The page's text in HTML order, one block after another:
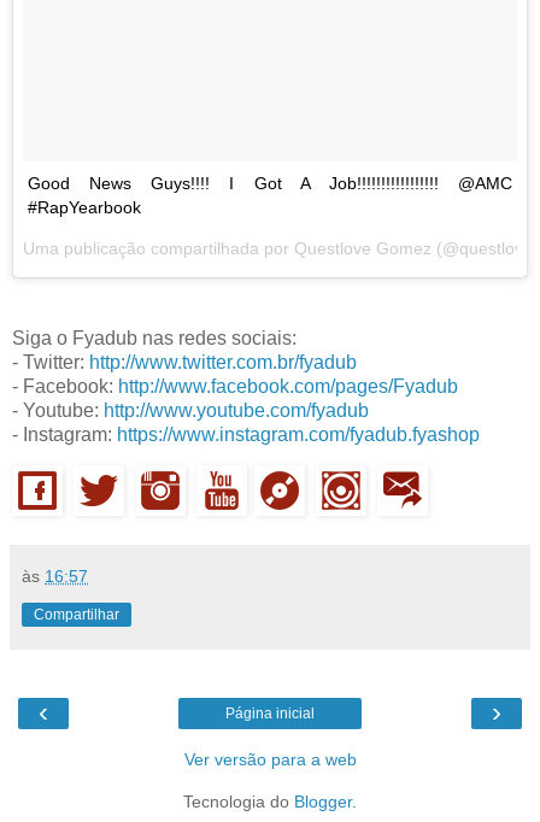
Good News Guys!!!! I Got A Job!!!!!!!!!!!!!!!!! @AMC
#RapYearbook
Uma publicação compartilhada por Questlove Gomez
Siga o Fyadub nas redes sociais:
- Twitter: http://www.twitter.com.br/fyadub
- Facebook: http://www.facebook.com/pages/Fyadub
- Youtube: http://www.youtube.com/fyadub
- Instagram: https://www.instagram.com/fyadub.fyashop
às 16:57
Compartilhar
‹ ›
Página inicial
Ver versão para a web
Tecnologia do Blogger.